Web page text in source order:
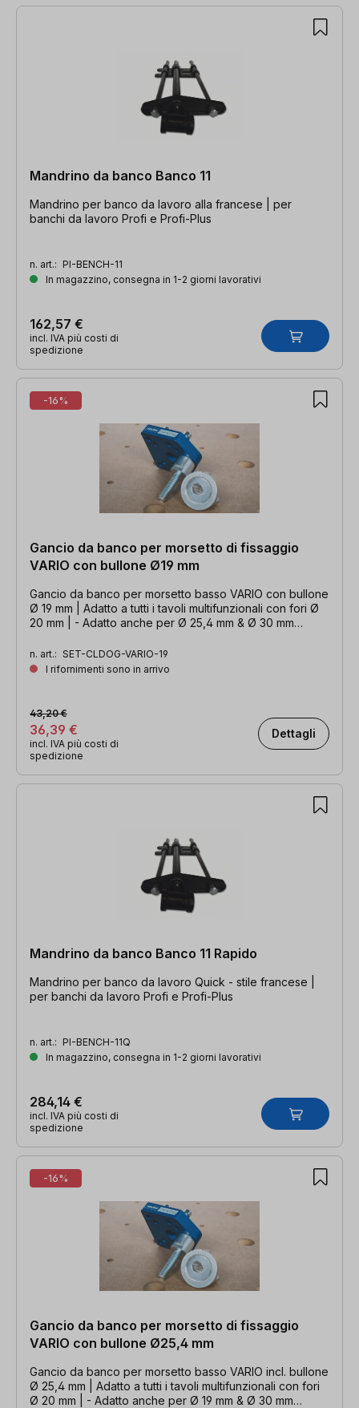
Mandrino da banco Banco 11
Mandrino per banco da lavoro alla francese | per
banchi da lavoro Profi e Profi-Plus
n. art.: PI-BENCH-11
In magazzino, consegna in 1-2 giorni lavorativi
162,57 €
incl. IVA più costi di
spedizione
-16%
Gancio da banco per morsetto di fissaggio
VARIO con bullone Ø19 mm
Gancio da banco per morsetto basso VARIO con bullone
Ø 19 mm | Adatto a tutti i tavoli multifunzionali con fori Ø
20 mm | - Adatto anche per Ø 25,4 mm & Ø 30 mm
n. art.: SET-CLDOG-VARIO-19
I rifornimenti sono in arrivo
36,39 €
43,20 €
incl. IVA più costi di
spedizione
Dettagli
Mandrino da banco Banco 11 Rapido
Mandrino per banco da lavoro Quick - stile francese |
per banchi da lavoro Profi e Profi-Plus
n. art.: PI-BENCH-11Q
In magazzino, consegna in 1-2 giorni lavorativi
284,14 €
incl. IVA più costi di
spedizione
-16%
Gancio da banco per morsetto di fissaggio
VARIO con bullone Ø25,4 mm
Gancio da banco per morsetto basso VARIO incl. bullone
Ø 25,4 mm | Adatto a tutti i tavoli multifunzionali con fori
Ø 20 mm | - Adatto anche per Ø 19 mm & Ø 30 mm